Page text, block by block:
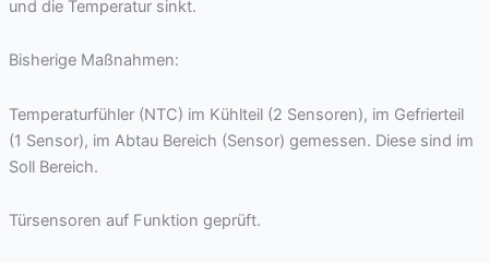
und die Temperatur sinkt.
Bisherige Maßnahmen:
Temperaturfühler (NTC) im Kühlteil (2 Sensoren), im Gefrierteil
(1 Sensor), im Abtau Bereich (Sensor) gemessen. Diese sind im
Soll Bereich.
Türsensoren auf Funktion geprüft.